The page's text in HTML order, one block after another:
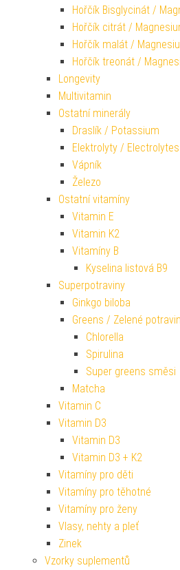
Hořčík Bisglycinát /
Hořčík citrát /
Hořčík malát /
Hořčík treonát /
Longevity
Multivitamin
Ostatní minerály
Draslík / Potassium
Elektrolyty / Electrolytes
Vápník
Železo
Ostatní vitamíny
Vitamin E
Vitamin K2
Vitamíny B
Kyselina listová B9
Superpotraviny
Ginkgo biloba
Greens / Zelené
Chlorella
Spirulina
Super greens směsi
Matcha
Vitamin C
Vitamin D3
Vitamin D3
Vitamin D3 + K2
Vitamíny pro děti
Vitamíny pro těhotné
Vitamíny pro ženy
Vlasy, nehty a pleť
Zinek
Vzorky suplementů